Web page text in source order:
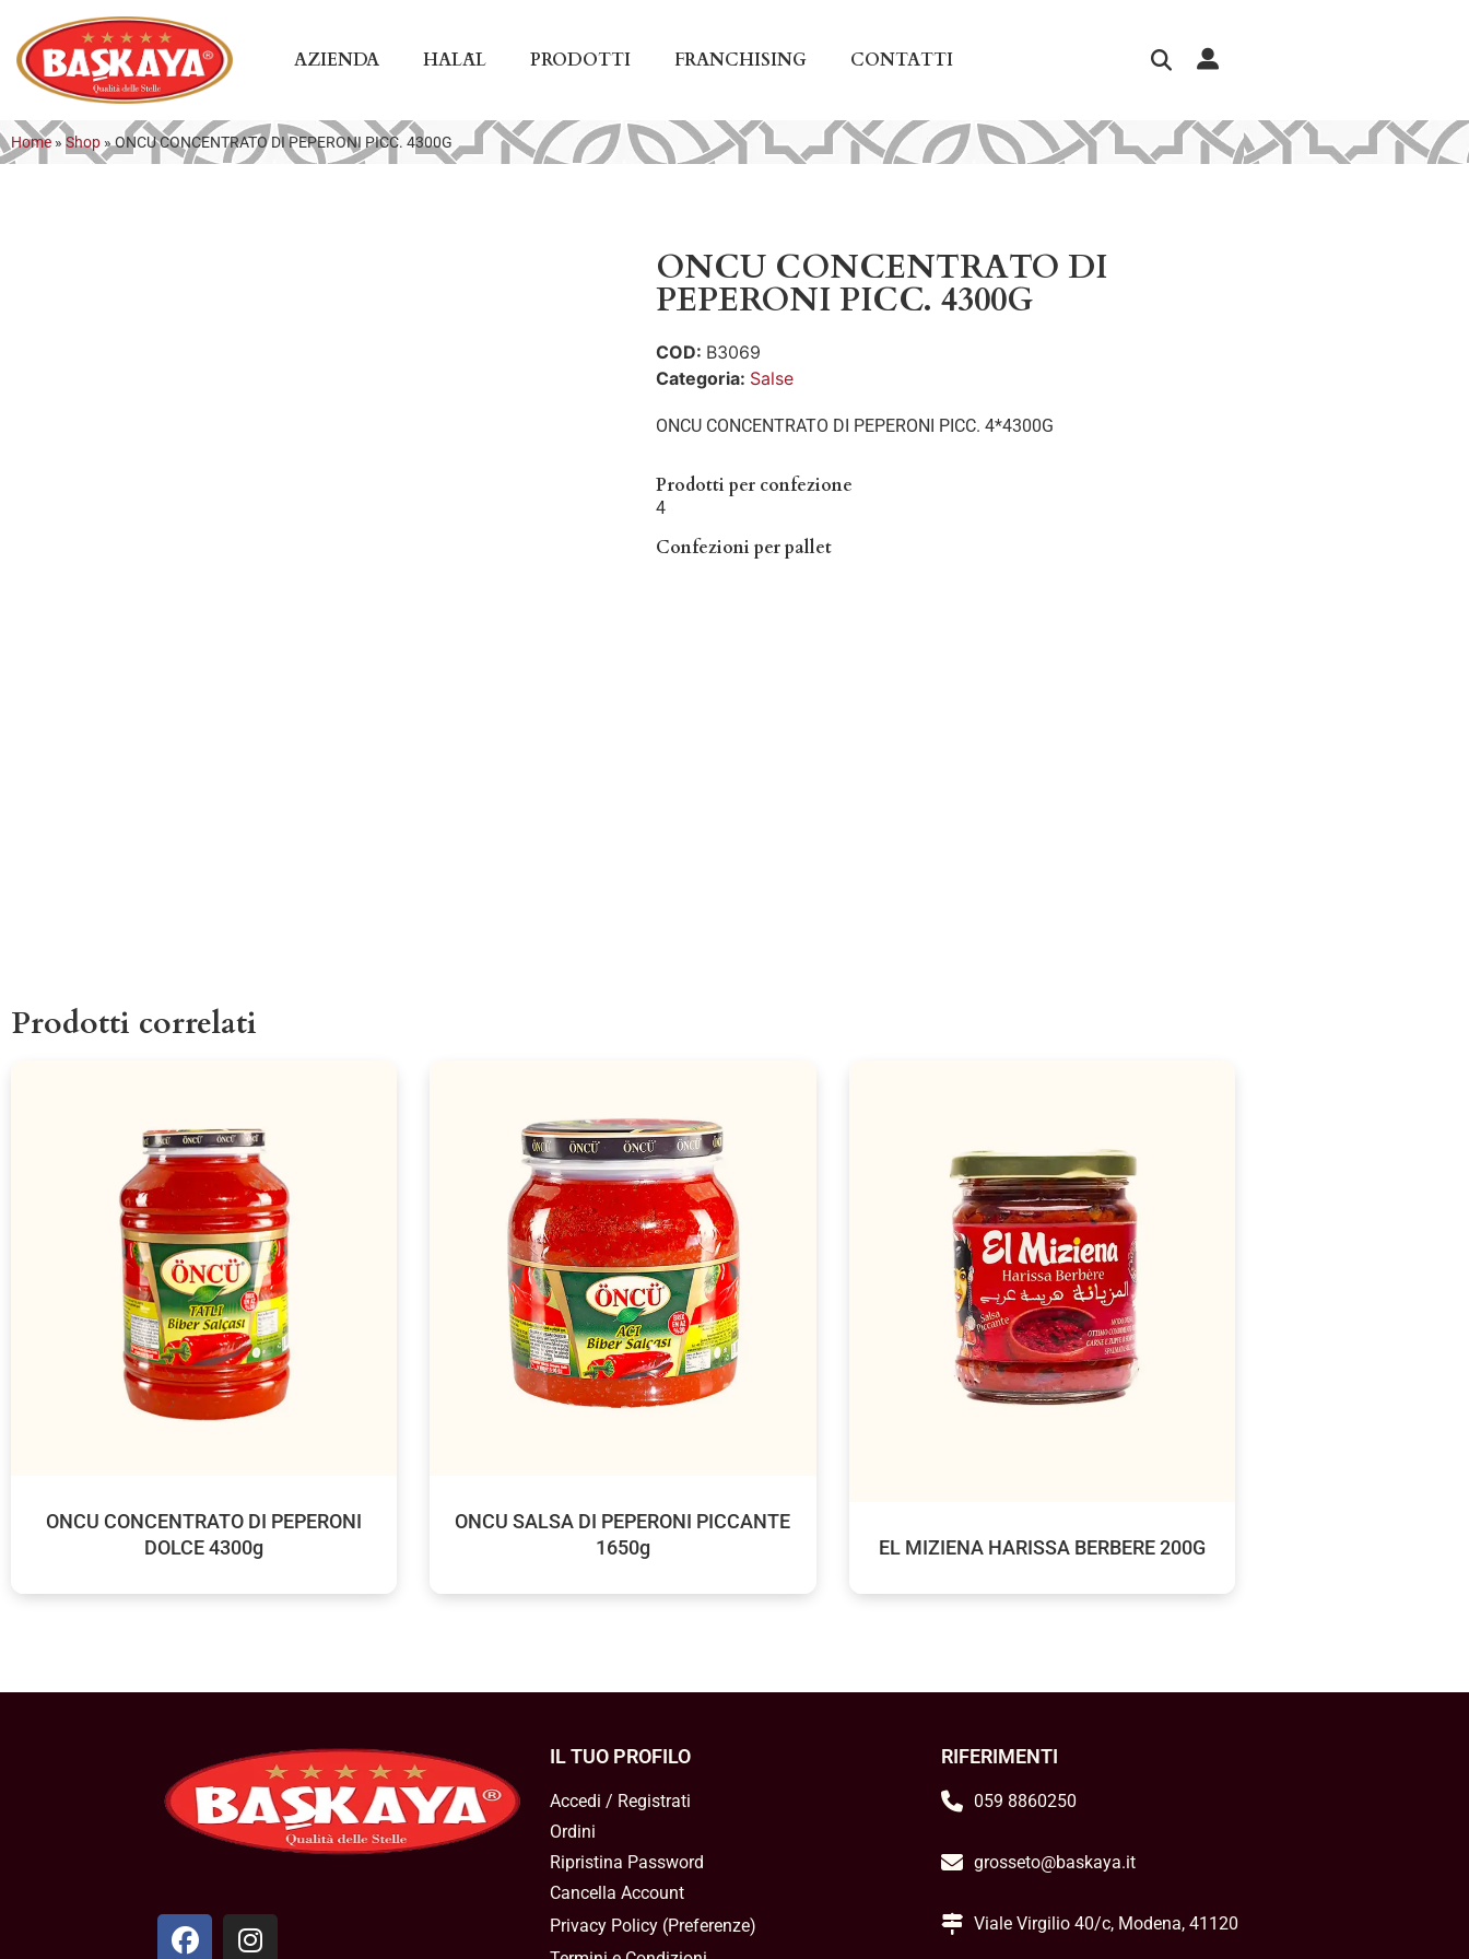
AZIENDA HALĀL PRODOTTI FRANCHISING CONTATTI
Home » Shop »ONCU CONCENTRATO DI PEPERONI PICC. 4300G
ONCU CONCENTRATO DI
PEPERONI PICC. 4300G
COD: B3069
Categoria: Salse
ONCU CONCENTRATO DI PEPERONI PICC. 4*4300G
Prodotti per confezione
4
Confezioni per pallet
Prodotti correlati
ONCU CONCENTRATO DI PEPERONI
DOLCE 4300g
ONCU SALSA DI PEPERONI PICCANTE
1650g
EL MIZIENA HARISSA BERBERE 200G
IL TUO PROFILO
Accedi / Registrati
Ordini
Ripristina Password
Cancella Account
Privacy Policy(Preferenze)
RIFERIMENTI
059 8860250
grosseto@baskaya.it
Viale Virgilio 40/c, Modena, 41120